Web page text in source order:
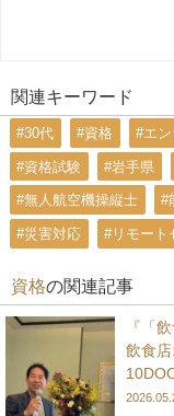
関連キーワード
#30代 #資格 #エ
#資格試験 #岩手県
#無人航空機操縦士 #
#災害対応 #リモート
資格の関連記事
『「
飲食